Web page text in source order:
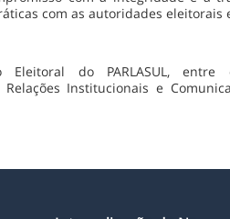
com as autoridades eleitorais
Eleitoral do PARLASUL,
Institucionais e